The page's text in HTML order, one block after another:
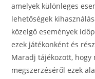
amelyek különleges
lehetőségek
közelgő események
ezek játékonként és
Maradj tájékozott,
megszerzéséről ezek